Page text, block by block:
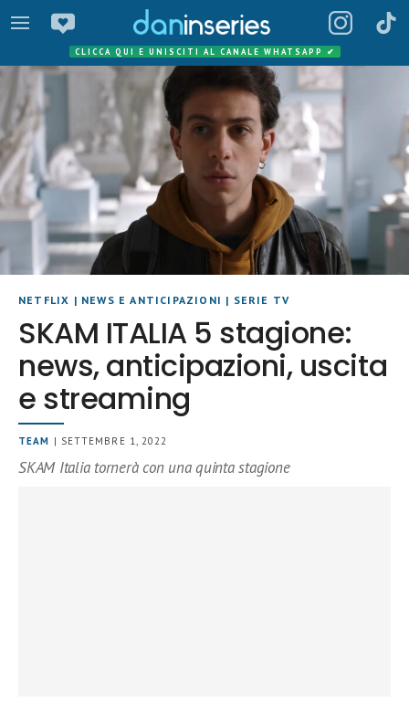
CLICCA QUI E UNISCITI AL CANALE WHATSAPP ✔
NETFLIX | NEWS E ANTICIPAZIONI | SERIE TV
SKAM ITALIA 5 stagione:
news, anticipazioni, uscita
e streaming
TEAM | SETTEMBRE 1, 2022
SKAM Italia tornerà con una quinta stagione